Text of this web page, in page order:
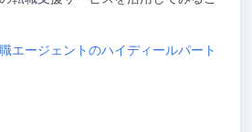
エージェントのハイディールパート